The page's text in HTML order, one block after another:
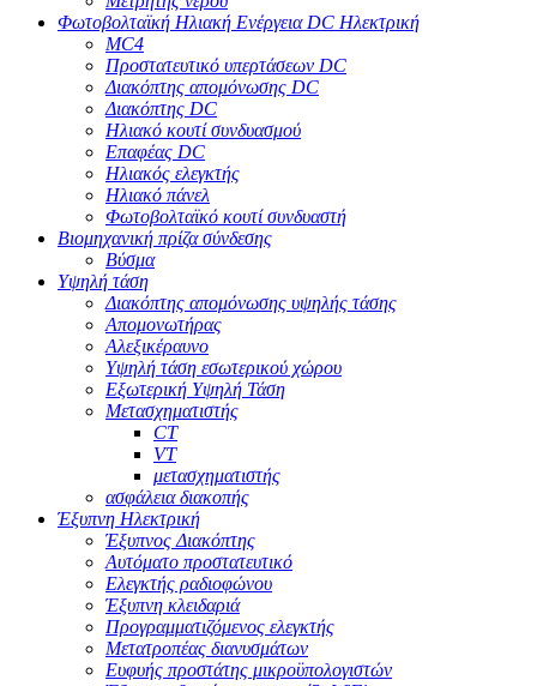
Φωτοβολταϊκή Ηλιακή Ενέργεια DC Ηλεκτρική
MC4
Προστατευτικό υπερτάσεων DC
Διακόπτης απομόνωσης DC
Διακόπτης DC
Ηλιακό κουτί συνδυασμού
Επαφέας DC
Ηλιακός ελεγκτής
Ηλιακό πάνελ
Φωτοβολταϊκό κουτί συνδυαστή
Βιομηχανική πρίζα σύνδεσης
Βύσμα
Υψηλή τάση
Διακόπτης απομόνωσης υψηλής τάσης
Απομονωτήρας
Αλεξικέραυνο
Υψηλή τάση εσωτερικού χώρου
Εξωτερική Υψηλή Τάση
Μετασχηματιστής
CT
VT
μετασχηματιστής
ασφάλεια διακοπής
Έξυπνη Ηλεκτρική
Έξυπνος Διακόπτης
Αυτόματο προστατευτικό
Ελεγκτής ραδιοφώνου
Έξυπνη κλειδαριά
Προγραμματιζόμενος ελεγκτής
Μετατροπέας διανυσμάτων
Ευφυής προστάτης μικροϋπολογιστών